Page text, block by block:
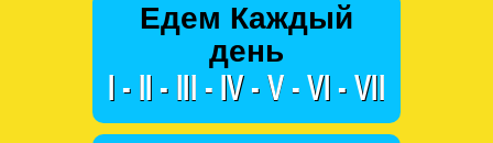
Едем Каждый
день